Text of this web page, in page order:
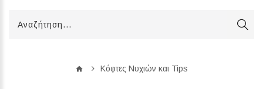
Κόφτες Νυχιών και Tips